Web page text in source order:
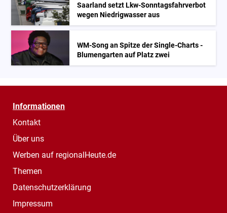
Saarland setzt Lkw-Sonntagsfahrverbot
wegen Niedrigwasser aus
WM-Song an Spitze der Single-Charts -
Blumengarten auf Platz zwei
Informationen
Kontakt
Über uns
Werben auf regionalHeute.de
Themen
Datenschutzerklärung
Impressum